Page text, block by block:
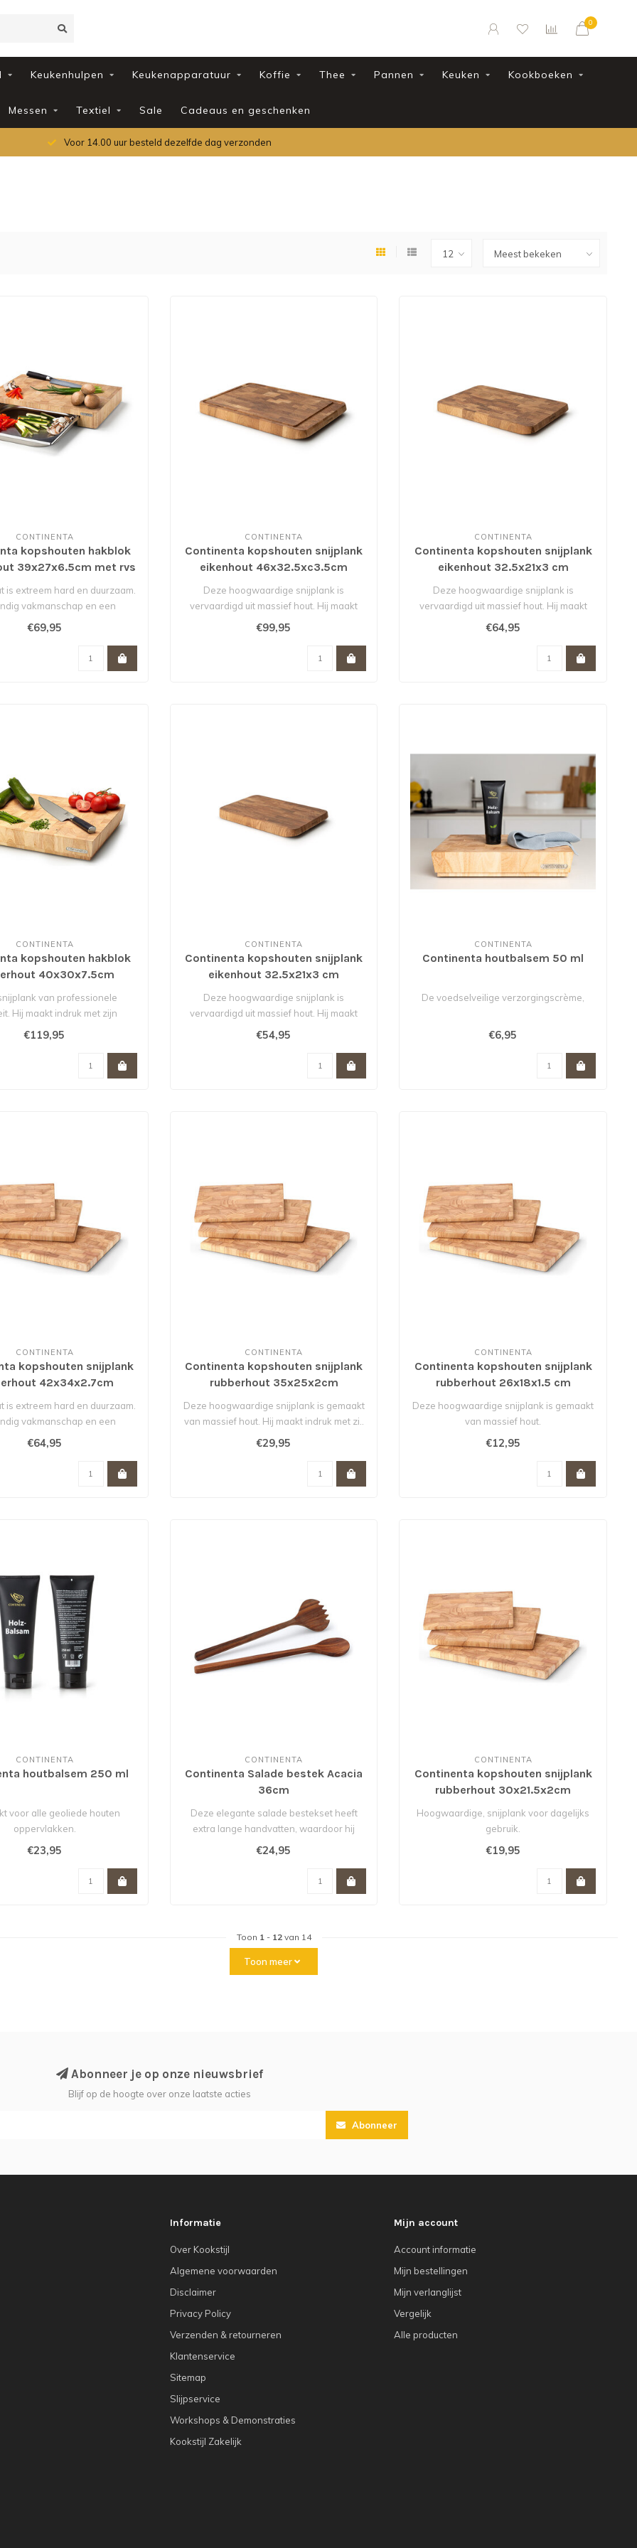
0
Keukenhulpen Keukenapparatuur Koffie Thee Pannen Keuken Kookboeken
Messen Textiel Sale Cadeaus en geschenken
Voor 14.00 uur besteld dezelfde dag verzonden
CONTINENTA
kopshouten hakblok
39x27x6.5cm met rvs
is extreem hard en duurzaam.
vakmanschap en een
aanzienlijk..
€69,95
CONTINENTA
Continenta kopshouten snijplank
eikenhout 46x32.5xc3.5cm
Deze hoogwaardige snijplank is
vervaardigd uit massief hout. Hij maakt
indruk me..
€99,95
CONTINENTA
Continenta kopshouten snijplank
eikenhout 32.5x21x3 cm
Deze hoogwaardige snijplank is
vervaardigd uit massief hout. Hij maakt
indruk me..
€64,95
CONTINENTA
kopshouten hakblok
40x30x7.5cm
van professionele
Hij maakt indruk met zijn
robuuste m..
€119,95
CONTINENTA
Continenta kopshouten snijplank
eikenhout 32.5x21x3 cm
Deze hoogwaardige snijplank is
vervaardigd uit massief hout. Hij maakt
indruk me..
€54,95
CONTINENTA
Continenta houtbalsem 50 ml
De voedselveilige verzorgingscrème,
€6,95
CONTINENTA
kopshouten snijplank
42x34x2.7cm
is extreem hard en duurzaam.
vakmanschap en een
aanzienlijk..
€64,95
CONTINENTA
Continenta kopshouten snijplank
rubberhout 35x25x2cm
Deze hoogwaardige snijplank is gemaakt
van massief hout. Hij maakt indruk met zi..
€29,95
CONTINENTA
Continenta kopshouten snijplank
rubberhout 26x18x1.5 cm
Deze hoogwaardige snijplank is gemaakt
van massief hout.
€12,95
CONTINENTA
houtbalsem 250 ml
voor alle geoliede houten
oppervlakken.
€23,95
CONTINENTA
Continenta Salade bestek Acacia
36cm
Deze elegante salade bestekset heeft
extra lange handvatten, waardoor hij
perfe..
€24,95
CONTINENTA
Continenta kopshouten snijplank
rubberhout 30x21.5x2cm
Hoogwaardige, snijplank voor dagelijks
gebruik.
€19,95
Toon 1- 12van 14
Toon meer
Abonneer je op onze nieuwsbrief
Blijf op de hoogte over onze laatste acties
Abonneer
Informatie
Over Kookstijl
Algemene voorwaarden
Disclaimer
Privacy Policy
Verzenden & retourneren
Klantenservice
Sitemap
Slijpservice
Workshops & Demonstraties
Kookstijl Zakelijk
Mijn account
Account informatie
Mijn bestellingen
Mijn verlanglijst
Vergelijk
Alle producten